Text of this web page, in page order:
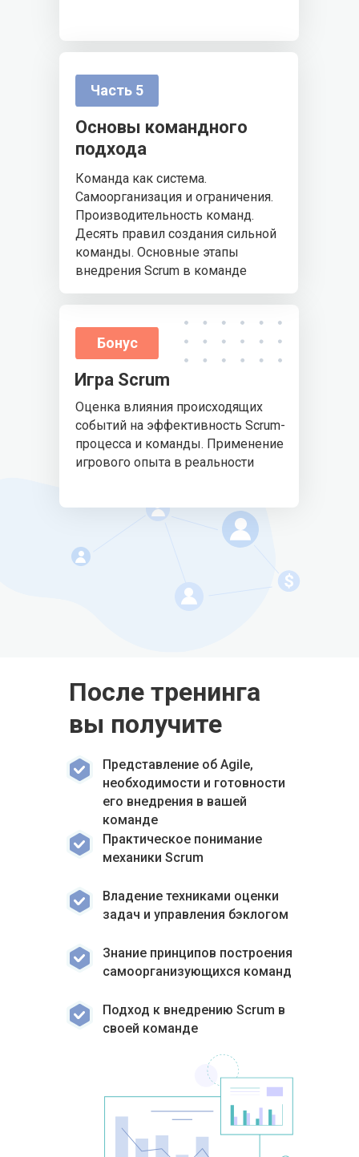
Основы командного
подхода
Команда как система.
Самоорганизация и ограничения.
Производительность команд.
Десять правил создания сильной
команды. Основные этапы
внедрения Scrum в команде
Часть 5
Игра Scrum
Оценка влияния происходящих
событий на эффективность Scrum-
процесса и команды. Применение
игрового опыта в реальности
Бонус
После тренинга
вы получите
Представление об Agile,
необходимости и готовности
его внедрения в вашей
команде
Знание принципов построения
самоорганизующихся команд
Подход к внедрению Scrum в
своей команде
Владение техниками оценки
задач и управления бэклогом
Практическое понимание
механики Scrum